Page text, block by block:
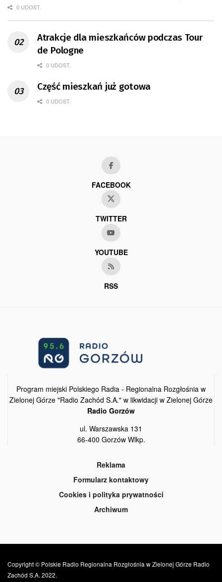
0 UDOST.
Atrakcje dla mieszkańców podczas Tour
de Pologne
0 UDOST.
Część mieszkań już gotowa
0 UDOST.
FACEBOOK
TWITTER
YOUTUBE
RSS
Program miejski Polskiego Radia - Regionalna Rozgłośnia w
Zielonej Górze "Radio Zachód S.A." w likwidacji w Zielonej Górze
Radio Gorzów
ul. Warszawska 131
66-400 Gorzów Wlkp.
Reklama
Formularz kontaktowy
Cookies i polityka prywatności
Archiwum
Copyright © Polskie Radio Regionalna Rozgłośnia w Zielonej Górze Radio
Zachód S.A. 2022.